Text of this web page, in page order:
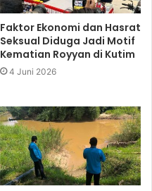
Faktor Ekonomi dan Hasrat
Seksual Diduga Jadi Motif
Kematian Royyan di Kutim
4 Juni 2026